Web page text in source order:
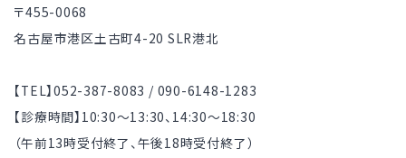
〒455-0068
名古屋市港区土古町4-20 SLR港北
【TEL】052-387-8083 / 090-6148-1283
【診療時間】10:30～13:30、14:30～18:30
（午前13時受付終了、午後18時受付終了）